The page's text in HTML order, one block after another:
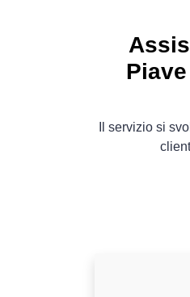
Il servizio si